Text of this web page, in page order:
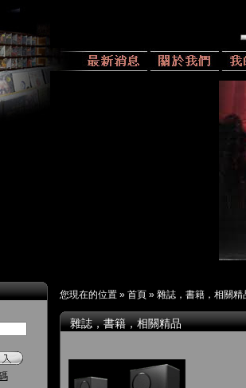
您現在的位置 » 首頁 » 雜誌，書籍，相關精
雜誌，書籍，相關精品